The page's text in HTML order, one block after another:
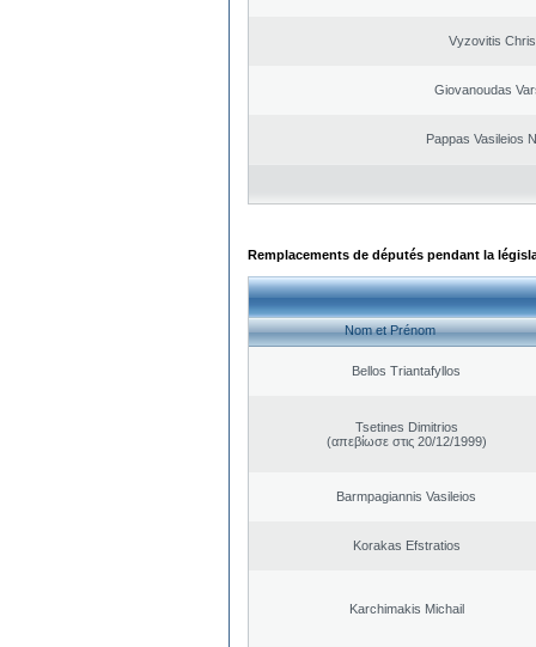
Vyzovitis
Giovanoudas
Pappas Vasileios
Remplacements de députés pendant la
Nom et Prénom
Bellos Triantafyllos
Tsetines Dimitrios
(απεβίωσε στις 20/12/1999)
Barmpagiannis Vasileios
Korakas Efstratios
Karchimakis Michail